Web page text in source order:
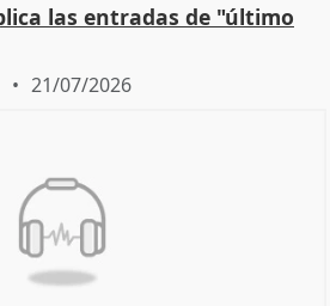
las entradas de "último
21/07/2026